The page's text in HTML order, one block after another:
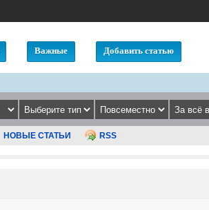
Важные Добавить статью
НОВЫЕ СТАТЬИ RSS